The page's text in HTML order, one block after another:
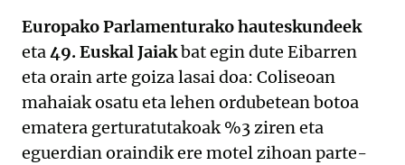
Europako Parlamenturako hauteskundeek
eta49. Euskal Jaiakbat egin dute Eibarren
eta orain arte goiza lasai doa: Coliseoan
mahaiak osatu eta lehen ordubetean botoa
ematera gerturatutakoak %3 ziren eta
eguerdian oraindik ere motel zihoan parte-